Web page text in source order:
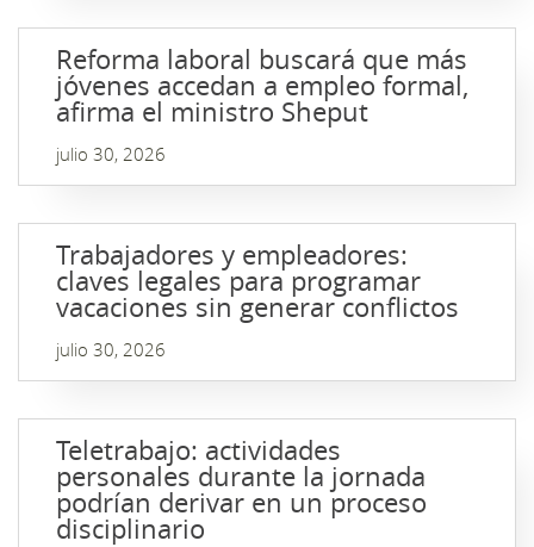
Reforma laboral buscará que más
jóvenes accedan a empleo formal,
afirma el ministro Sheput
julio 30, 2026
Trabajadores y empleadores:
claves legales para programar
vacaciones sin generar conflictos
julio 30, 2026
Teletrabajo: actividades
personales durante la jornada
podrían derivar en un proceso
disciplinario